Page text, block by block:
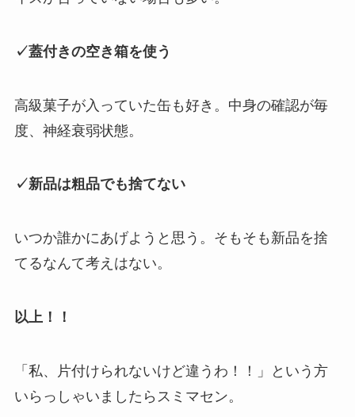
✓ 蓋付きの空き箱を使う
高級菓子が入っていた缶も好き。中身の確認が毎
度、神経衰弱状態。
✓ 新品は粗品でも捨てない
いつか誰かにあげようと思う。そもそも新品を捨
てるなんて考えはない。
以上！！
「私、片付けられないけど違うわ！！」という方
いらっしゃいましたらスミマセン。